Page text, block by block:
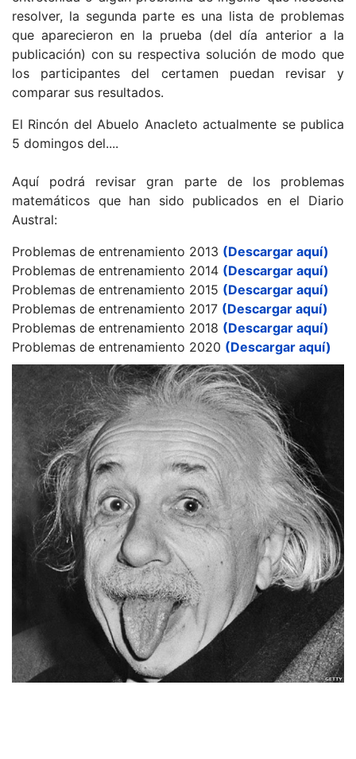
resolver, la segunda parte es una lista de problemas
que aparecieron en la prueba (del día anterior a la
publicación) con su respectiva solución de modo que
los participantes del certamen puedan revisar y
comparar sus resultados.
El Rincón del Abuelo Anacleto actualmente se publica
5 domingos del....
Aquí podrá revisar gran parte de los problemas
matemáticos que han sido publicados en el Diario
Austral:
Problemas de entrenamiento 2013 (Descargar aquí)
Problemas de entrenamiento 2014 (Descargar aquí)
Problemas de entrenamiento 2015 (Descargar aquí)
Problemas de entrenamiento 2017 (Descargar aquí)
Problemas de entrenamiento 2018 (Descargar aquí)
Problemas de entrenamiento 2020 (Descargar aquí)